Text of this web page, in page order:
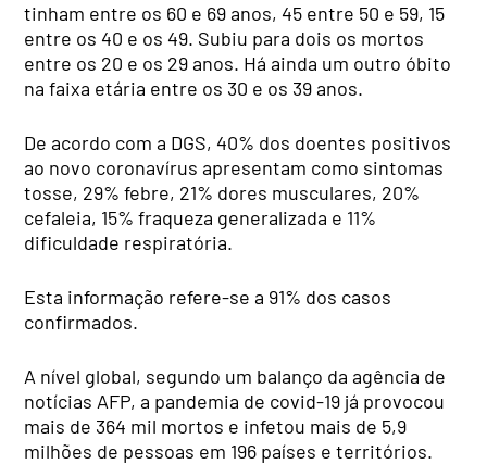
tinham entre os 60 e 69 anos, 45 entre 50 e 59, 15
entre os 40 e os 49. Subiu para dois os mortos
entre os 20 e os 29 anos. Há ainda um outro óbito
na faixa etária entre os 30 e os 39 anos.
De acordo com a DGS, 40% dos doentes positivos
ao novo coronavírus apresentam como sintomas
tosse, 29% febre, 21% dores musculares, 20%
cefaleia, 15% fraqueza generalizada e 11%
dificuldade respiratória.
Esta informação refere-se a 91% dos casos
confirmados.
A nível global, segundo um balanço da agência de
notícias AFP, a pandemia de covid-19 já provocou
mais de 364 mil mortos e infetou mais de 5,9
milhões de pessoas em 196 países e territórios.